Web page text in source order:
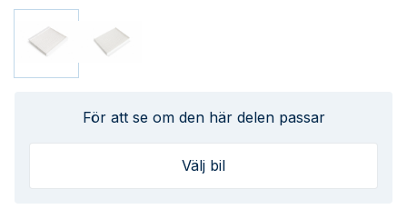
För att se om den här delen passar
Välj bil